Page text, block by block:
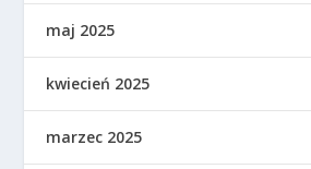
maj 2025
kwiecień 2025
marzec 2025